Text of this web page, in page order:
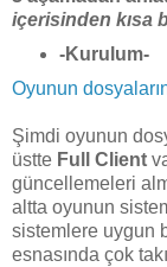
içerisinden kısa
-Kurulum-
Oyunun
Şimdi oyunun
üstte Full Client
güncellemeleri
altta oyunun
sistemlere uygun
esnasında çok